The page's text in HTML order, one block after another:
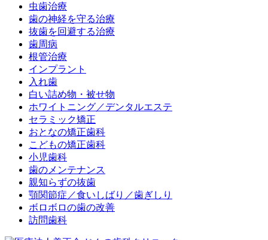
虫歯治療
歯の神経を守る治療
抜歯を回避する治療
歯周病
根管治療
インプラント
入れ歯
白い詰め物・被せ物
ホワイトニング／デンタルエステ
セラミック矯正
おとなの矯正歯科
こどもの矯正歯科
小児歯科
歯のメンテナンス
親知らずの抜歯
顎関節症／食いしばり／歯ぎしり
ボロボロの歯の改善
訪問歯科